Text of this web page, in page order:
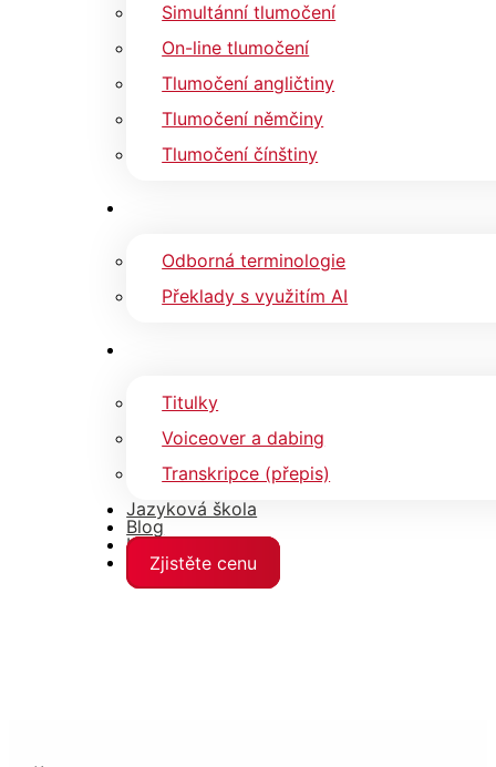
Simultánní tlumočení
On-line tlumočení
Tlumočení angličtiny
Tlumočení němčiny
Tlumočení čínštiny
Odborná terminologie
Překlady s využitím AI
Titulky
Voiceover a dabing
Transkripce (přepis)
Jazyková škola
Blog
Kontakty
Zjistěte cenu